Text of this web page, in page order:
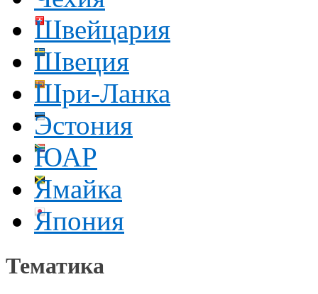
Швейцария
Швеция
Шри-Ланка
Эстония
ЮАР
Ямайка
Япония
Тематика